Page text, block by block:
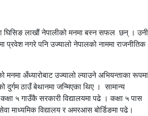
घिसिङ लाखौं नेपालीको मनमा बस्न सफल छन् । उनी
प्रवेश नगरे पनि उज्यालो नेपालको नाममा राजनीतिक
मनमा अँध्यारोबाट उज्यालो ल्याउने अभियन्ताका रूपमा
दुर्गम ठाउँ बेथानमा जन्मिएका थिए । सामान्य
५ गाउँकै सरकारी विद्यालयमा पढे । कक्षा ५ पास
माध्यमिक विद्यालय र अमरआस बोर्डिङमा पढे।